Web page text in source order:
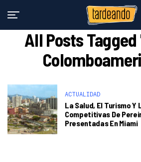
All Posts
ACTUALIDAD
La Salud, El Turismo Y
Competitivas De
Presentadas En Miami